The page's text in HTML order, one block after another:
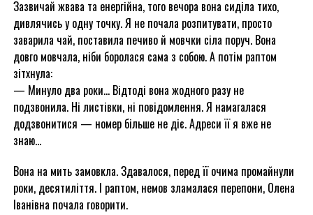
Зазвичай жвава та енергійна, того вечора вона сиділа тихо,
дивлячись у одну точку. Я не почала розпитувати, просто
заварила чай, поставила печиво й мовчки сіла поруч. Вона
довго мовчала, ніби боролася сама з собою. А потім раптом
зітхнула:
— Минуло два роки… Відтоді вона жодного разу не
подзвонила. Ні листівки, ні повідомлення. Я намагалася
додзвонитися — номер більше не діє. Адреси її я вже не
знаю…
Вона на мить замовкла. Здавалося, перед її очима промайнули
роки, десятиліття. І раптом, немов зламалася перепони, Олена
Іванівна почала говорити.